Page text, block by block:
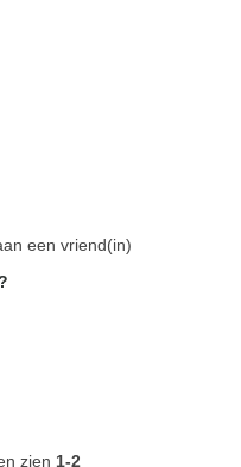
een vriend(in)
zien 1-2